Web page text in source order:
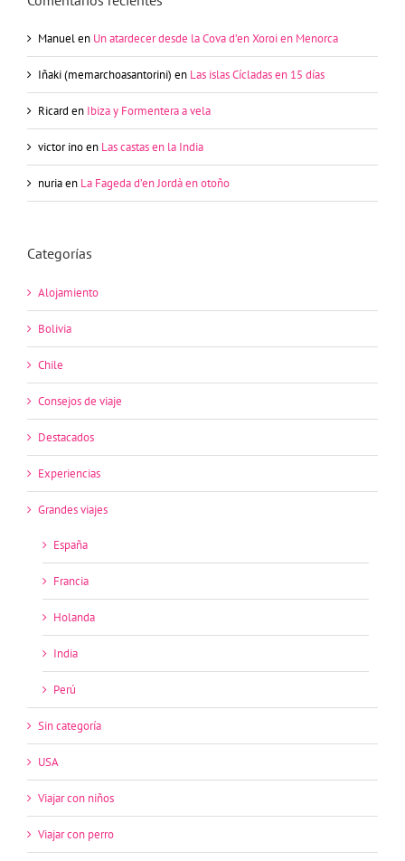
Manuelen Un atardecer desde la Cova d’en Xoroi en Menorca
Iñaki (memarchoasantorini) en Las islas Cícladas en 15 días
Ricard en Ibiza y Formentera a vela
victor inoen Las castas en la India
nuriaen La Fageda d’en Jordà en otoño
Categorías
Alojamiento
Bolivia
Chile
Consejos de viaje
Destacados
Experiencias
Grandes viajes
España
Francia
Holanda
India
Perú
Sin categoría
USA
Viajar con niños
Viajar con perro